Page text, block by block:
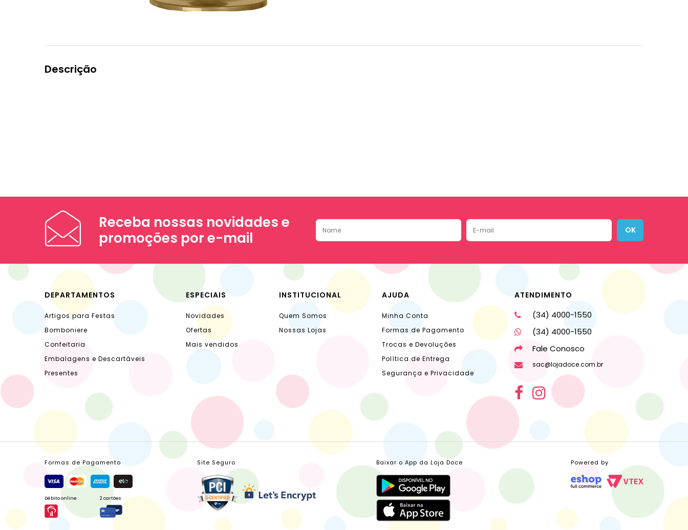
Descrição
Receba nossas novidades e
promoções por e-mail
OK
DEPARTAMENTOS
Artigos para Festas
Bomboniere
Confeitaria
Embalagens e Descartáveis
Presentes
ESPECIAIS
Novidades
Ofertas
Mais vendidos
INSTITUCIONAL
Quem Somos
Nossas Lojas
AJUDA
Minha Conta
Formas de Pagamento
Trocas e Devoluções
Política de Entrega
Segurança e Privacidade
ATENDIMENTO
(34) 4000-1550
(34) 4000-1550
Fale Conosco
sac@lojadoce.com.br
Formas de Pagamento
Débito online 2 cartões
Site Seguro Baixar o App da Loja Doce Powered by